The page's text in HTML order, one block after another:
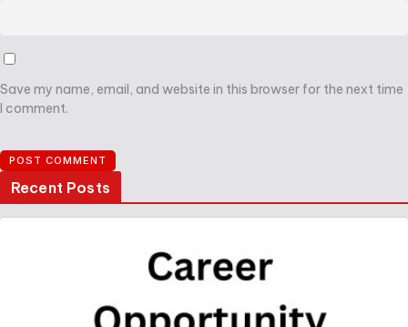
Save my name, email, and website in this browser for the next time
I comment.
Recent Posts